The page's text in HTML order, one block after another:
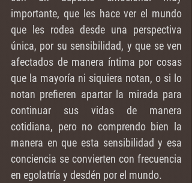
importante, que les hace ver el mundo
que les rodea desde una perspectiva
única, por su sensibilidad, y que se ven
afectados de manera íntima por cosas
que la mayoría ni siquiera notan, o si lo
notan prefieren apartar la mirada para
continuar sus vidas de manera
cotidiana, pero no comprendo bien la
manera en que esta sensibilidad y esa
conciencia se convierten con frecuencia
en egolatría y desdén por el mundo.